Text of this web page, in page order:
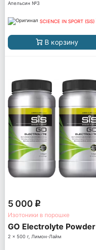
Апельсин №3
SCIENCE IN SPORT (SiS)
В корзину
5 000 q
Изотоники в порошке
GO Electrolyte Powder
2 x 500 г, Лимон-Лайм